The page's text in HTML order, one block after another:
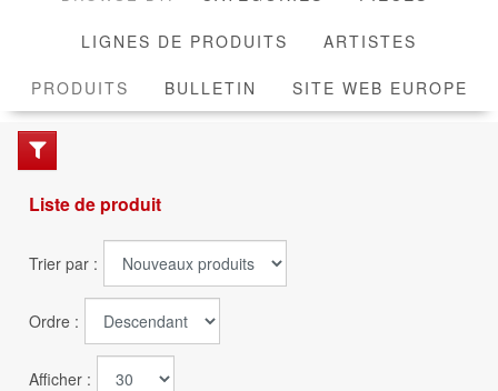
LIGNES DE PRODUITS ARTISTES
PRODUITS ACTIVEBULLETIN SITE WEB EUROPE
Liste de produit
Trier par :
Ordre :
Afficher :